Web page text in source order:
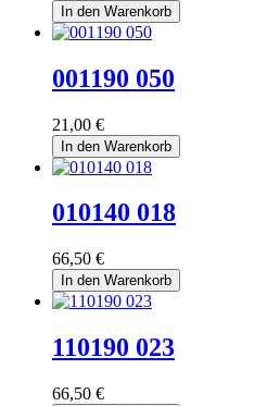
In den Warenkorb
001190 050
21,00 €
In den Warenkorb
010140 018
66,50 €
In den Warenkorb
110190 023
66,50 €